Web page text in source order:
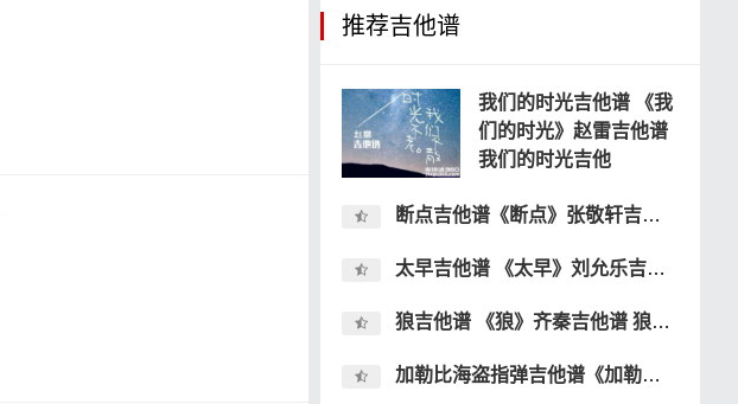
推荐吉他谱
我们的时光吉他谱 《我
们的时光》赵雷吉他谱
我们的时光吉他
断点吉他谱《断点》张敬轩吉他谱 断点吉弹唱谱
太早吉他谱 《太早》刘允乐吉他谱 太早吉他弹唱谱
狼吉他谱 《狼》齐秦吉他谱 狼吉他弹唱谱
加勒比海盗指弹吉他谱《加勒比海盗》双吉他指弹吉他谱